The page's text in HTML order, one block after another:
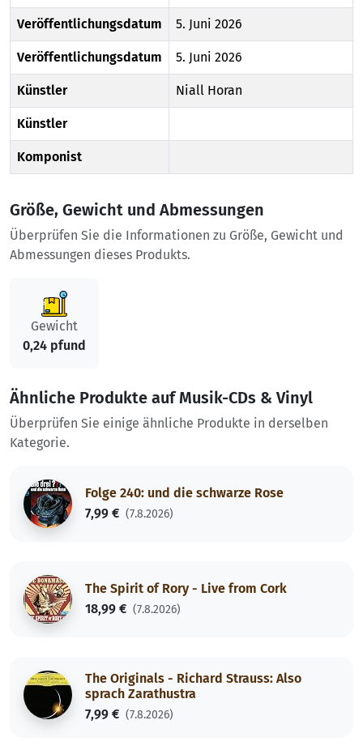
Veröffentlichungsdatum 5. Juni 2026
Veröffentlichungsdatum 5. Juni 2026
Künstler Niall Horan
Künstler
Komponist
Größe, Gewicht und Abmessungen
Überprüfen Sie die Informationen zu Größe, Gewicht und
Abmessungen dieses Produkts.
Gewicht
0,24 pfund
Ähnliche Produkte auf Musik-CDs & Vinyl
Überprüfen Sie einige ähnliche Produkte in derselben
Kategorie.
Folge 240: und die schwarze Rose
7,99 € (7.8.2026)
The Spirit of Rory - Live from Cork
18,99 € (7.8.2026)
The Originals - Richard Strauss: Also
sprach Zarathustra
7,99 € (7.8.2026)